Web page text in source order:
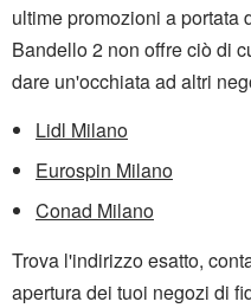
ultime promozioni a portata
Bandello 2 non offre ciò di
dare un'occhiata ad altri
Lidl Milano
Eurospin Milano
Conad Milano
Trova l'indirizzo esatto,
apertura dei tuoi negozi di